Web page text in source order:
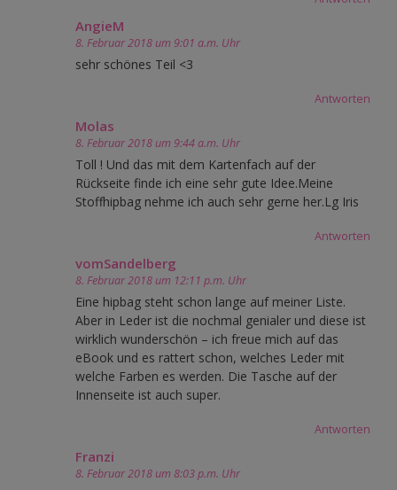
AngieM
8. Februar 2018 um 9:01 a.m. Uhr
sehr schönes Teil <3
Antworten
Molas
8. Februar 2018 um 9:44 a.m. Uhr
Toll ! Und das mit dem Kartenfach auf der
Rückseite finde ich eine sehr gute Idee.Meine
Stoffhipbag nehme ich auch sehr gerne her.Lg Iris
Antworten
vomSandelberg
8. Februar 2018 um 12:11 p.m. Uhr
Eine hipbag steht schon lange auf meiner Liste.
Aber in Leder ist die nochmal genialer und diese ist
wirklich wunderschön – ich freue mich auf das
eBook und es rattert schon, welches Leder mit
welche Farben es werden. Die Tasche auf der
Innenseite ist auch super.
Antworten
Franzi
8. Februar 2018 um 8:03 p.m. Uhr